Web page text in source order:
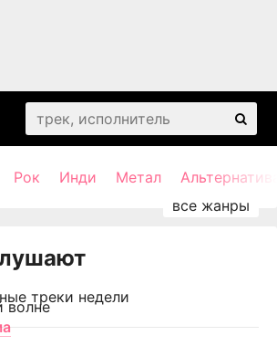
Рок Инди Метал
треки недели
волне